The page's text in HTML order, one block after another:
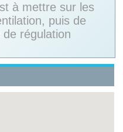
à mettre sur les
puis de
régulation